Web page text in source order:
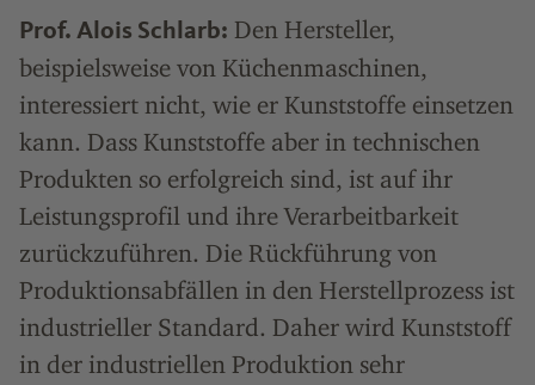
Prof. Alois Schlarb: Den Hersteller,
beispielsweise von Küchenmaschinen,
interessiert nicht, wie er Kunststoffe einsetzen
kann. Dass Kunststoffe aber in technischen
Produkten so erfolgreich sind, ist auf ihr
Leistungsprofil und ihre Verarbeitbarkeit
zurückzuführen. Die Rückführung von
Produktionsabfällen in den Herstellprozess ist
industrieller Standard. Daher wird Kunststoff
in der industriellen Produktion sehr